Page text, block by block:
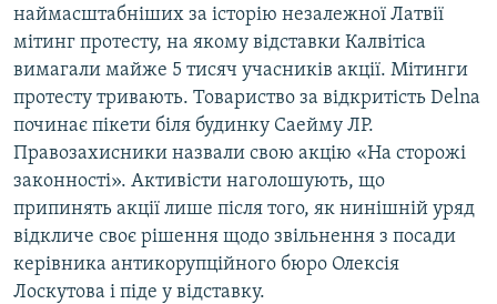
наймасштабніших за історію незалежної Латвії
мітинг протесту, на якому відставки Калвітіса
вимагали майже 5 тисяч учасників акції. Мітинги
протесту тривають. Товариство за відкритість Delna
починає пікети біля будинку Саейму ЛР.
Правозахисники назвали свою акцію «На сторожі
законності». Активісти наголошують, що
припинять акції лише після того, як нинішній уряд
відкличе своє рішення щодо звільнення з посади
керівника антикорупційного бюро Олексія
Лоскутова і піде у відставку.